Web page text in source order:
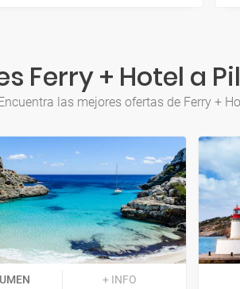
Ferry + Hotel a
Encuentra las mejores ofertas de Ferry +
+ INFO